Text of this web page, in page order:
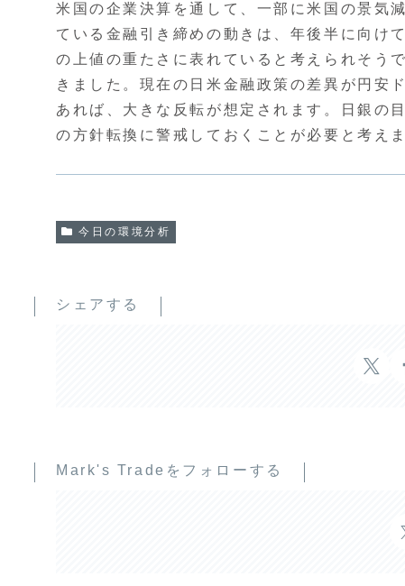
米国の企業決算を通して、一部に米国の景気
ている金融引き締めの動きは、年後半に向け
の上値の重たさに表れていると考えられそう
きました。現在の日米金融政策の差異が円安
あれば、大きな反転が想定されます。日銀の
の方針転換に警戒しておくことが必要と考えま
今日の環境分析
シェアする
Mark's Tradeをフォローする